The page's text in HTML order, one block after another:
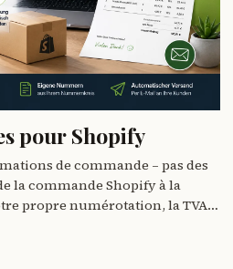
pour Shopify
de commande – pas des
la commande Shopify à la
propre numérotation, la TVA